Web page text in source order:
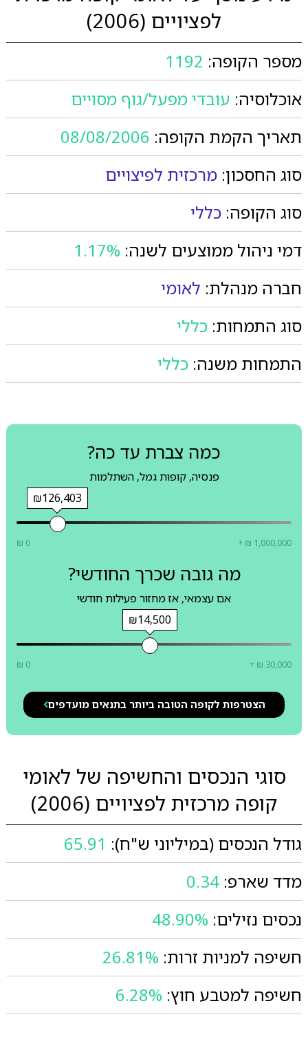
לפציויים (2006)
מספר הקופה: 1192
אוכלוסיה: עובדי מפעל/גוף מסויים
תאריך הקמת הקופה: 08/08/2006
סוג החסכון: מרכזית לפיצויים
סוג הקופה: כללי
דמי ניהול ממוצעים לשנה: 1.17%
חברה מנהלת: לאומי
סוג התמחות: כללי
התמחות משנה: כללי
כמה צברת עד כה?
פנסיה, קופות גמל, השתלמות
₪126,403
₪ 0 + ₪ 1,000,000
מה גובה שכרך החודשי?
אם עצמאי, אז מחזור פעילות חודשי
₪14,500
₪ 0 + ₪ 30,000
הצטרפות לקופה הטובה ביותר בתנאים מועדפים
סוגי הנכסים והחשיפה של לאומי
קופה מרכזית לפציויים (2006)
גודל הנכסים (במיליוני ש"ח): 65.91
מדד שארפ: 0.34
נכסים נזילים: 48.90%
חשיפה למניות זרות: 26.81%
חשיפה למטבע חוץ: 6.28%